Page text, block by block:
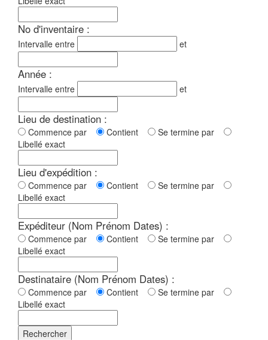
No d'inventaire :
Intervalle entre et
Année :
Intervalle entre et
Lieu de destination :
Commence par Contient
Se termine par
Libellé exact
Lieu d'expédition :
Commence par Contient
Se termine par
Libellé exact
Expéditeur (Nom Prénom Dates) :
Commence par Contient
Se termine par
Libellé exact
Destinataire (Nom Prénom Dates) :
Commence par Contient
Se termine par
Libellé exact
Rechercher